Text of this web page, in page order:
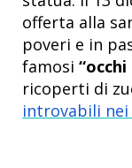
offerta alla
poveri e in
famosi
ricoperti di
introvabili